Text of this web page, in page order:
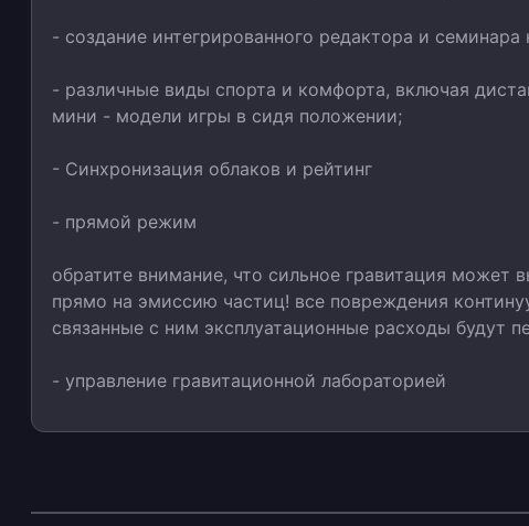
- создание интегрированного редактора и
- различные виды спорта и комфорта, включая
мини - модели игры в сидя положении;
- Синхронизация облаков и рейтинг
- прямой режим
обратите внимание, что сильное гравитация
прямо на эмиссию частиц! все повреждения
связанные с ним эксплуатационные расходы будут
- управление гравитационной лабораторией